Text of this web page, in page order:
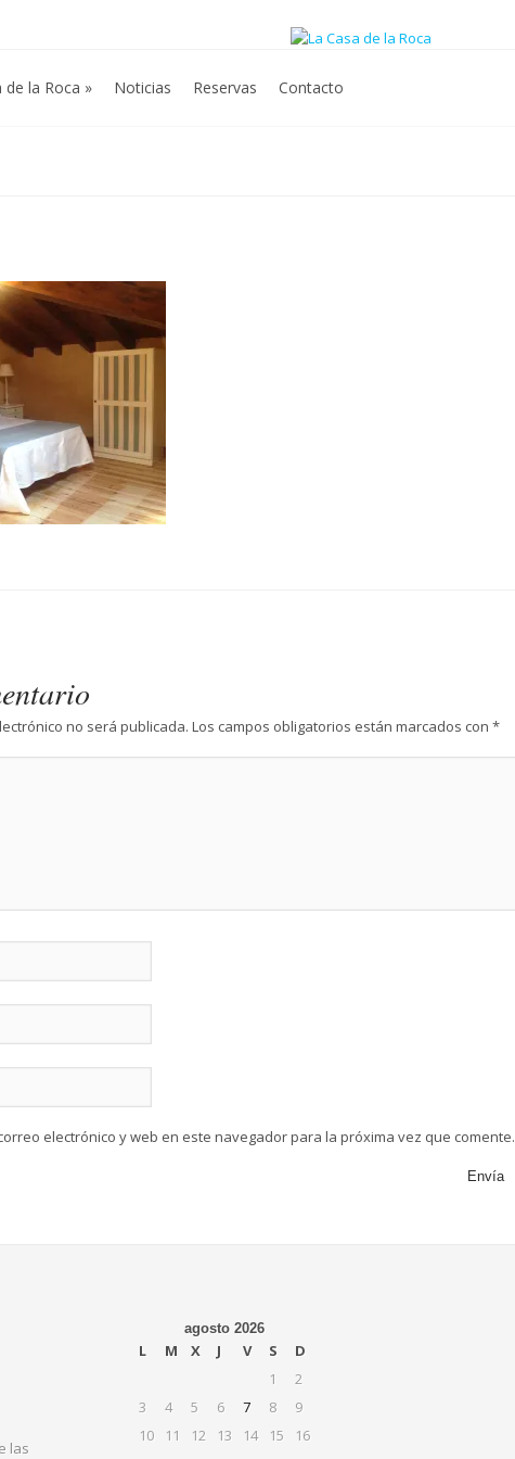
de la Roca » Noticias Reservas Contacto
no será publicada. Los campos obligatorios están marcados con *
electrónico y web en este navegador para la próxima vez que comente.
las
agosto 2026
L M X J V S
D
1
2
3
4 5 6 7 8
9
10
11 12 13 14 15
16